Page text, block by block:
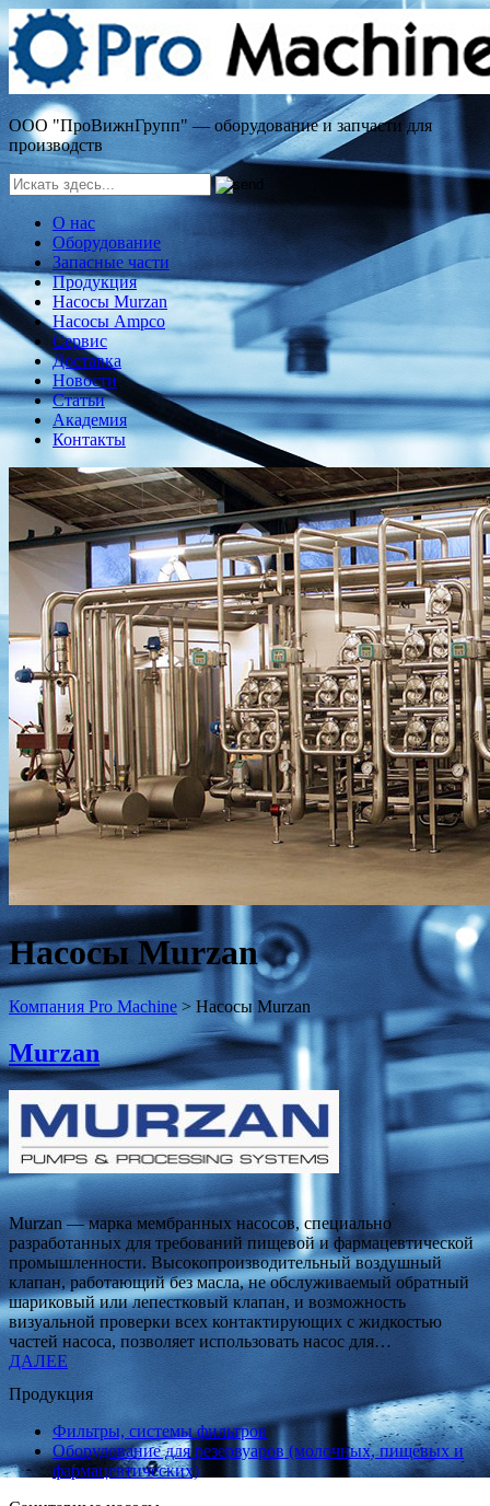
ООО "ПроВижнГрупп" — оборудование и запчасти для
производств
О нас
Оборудование
Запасные части
Продукция
Насосы Murzan
Насосы Ampco
Сервис
Доставка
Новости
Статьи
Академия
Контакты
Насосы Murzan
Компания Pro Мachine > Насосы Murzan
Murzan
Murzan — марка мембранных насосов, специально
разработанных для требований пищевой и фармацевтической
промышленности. Высокопроизводительный воздушный
клапан, работающий без масла, не обслуживаемый обратный
шариковый или лепестковый клапан, и возможность
визуальной проверки всех контактирующих с жидкостью
частей насоса, позволяет использовать насос для…
ДАЛЕЕ
Продукция
Фильтры, системы фильтров
Оборудование для резервуаров (молочных, пищевых и
фармацевтических)